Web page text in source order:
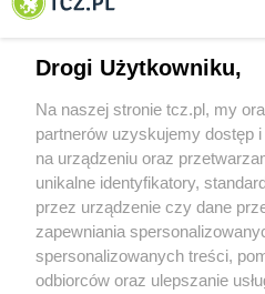
O FIRMIE POLITYKA
REKLAMA WSPÓŁPRACA
Drogi Użytkowniku,
Na naszej stronie tcz.pl, my
partnerów uzyskujemy dostęp
na urządzeniu oraz
unikalne identyfikatory,
przez urządzenie czy dane
zapewniania
spersonalizowanych treści,
odbiorców oraz ulepszanie